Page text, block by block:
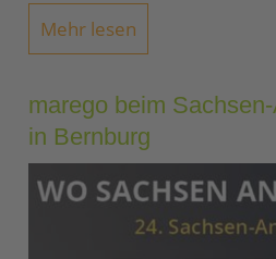
Mehr lesen
marego beim
in Bernburg